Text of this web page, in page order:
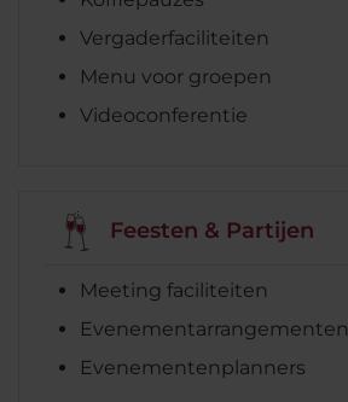
Vergaderfaciliteiten
Menu voor groepen
Videoconferentie
Feesten & Partijen
Meeting faciliteiten
Evenementarrangementen
Evenementenplanners